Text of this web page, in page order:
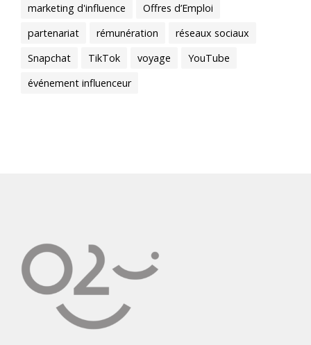
marketing d'influence
Offres d’Emploi
partenariat
rémunération
réseaux sociaux
Snapchat
TikTok voyage
YouTube
événement influenceur